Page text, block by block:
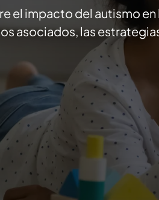
el impacto del autismo
asociados, las